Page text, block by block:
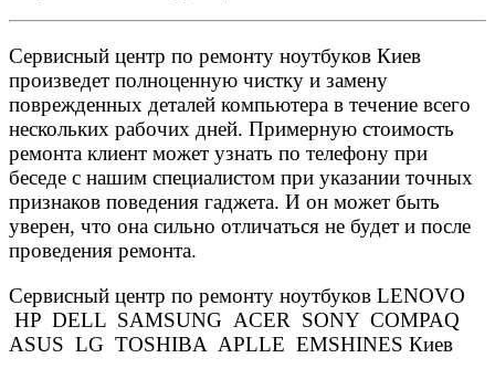
Сервисный центр по ремонту ноутбуков Киев
произведет полноценную чистку и замену
поврежденных деталей компьютера в течение всего
нескольких рабочих дней. Примерную стоимость
ремонта клиент может узнать по телефону при
беседе с нашим специалистом при указании точных
признаков поведения гаджета. И он может быть
уверен, что она сильно отличаться не будет и после
проведения ремонта.
Сервисный центр по ремонту ноутбуков LENOVO
HP DELL SAMSUNG ACER SONY COMPAQ
ASUS LG TOSHIBA APLLE EMSHINES Киев